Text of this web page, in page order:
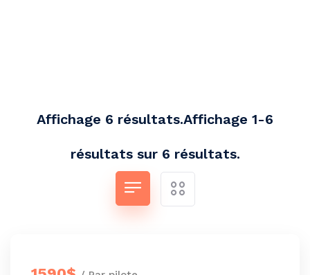
Affichage 6 résultats.Affichage 1-6
résultats sur 6 résultats.